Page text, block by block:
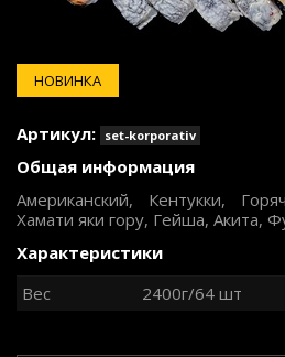
НОВИНКА
Артикул: set-korporativ
Общая информация
Американский, Кентукки,
Хамати яки гору, Гейша, Акита,
Характеристики
Вес
2400г/64 шт